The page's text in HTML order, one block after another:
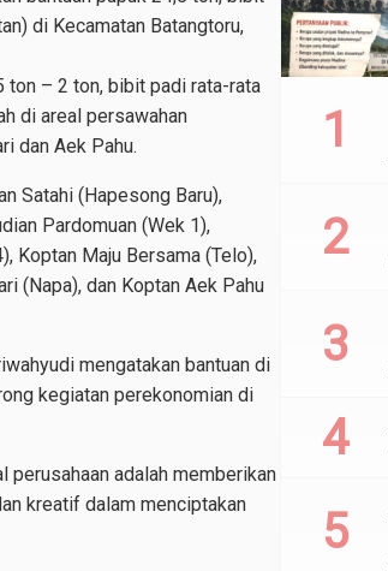
di Kecamatan Batangtoru,
ton – 2 ton, bibit padi rata-rata
di areal persawahan
dan Aek Pahu.
Satahi (Hapesong Baru),
Pardomuan (Wek 1),
Koptan Maju Bersama (Telo),
(Napa), dan Koptan Aek Pahu
mengatakan bantuan di
kegiatan perekonomian di
perusahaan adalah memberikan
kreatif dalam menciptakan